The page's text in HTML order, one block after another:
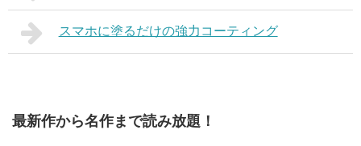
スマホに塗るだけの強力コーティング
最新作から名作まで読み放題！